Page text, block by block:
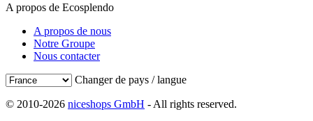
A propos de Ecosplendo
A propos de nous
Notre Groupe
Nous contacter
Changer de pays / langue
© 2010-2026 niceshops GmbH - All rights reserved.